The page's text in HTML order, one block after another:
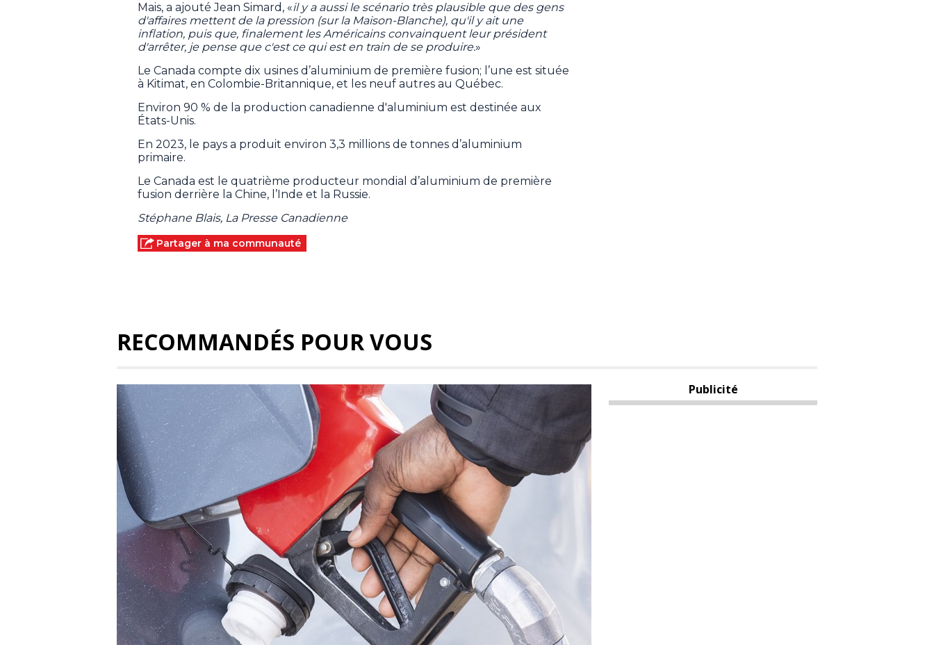
Mais, a ajouté Jean Simard, «il y a aussi le scénario très plausible que des gens
d'affaires mettent de la pression (sur la Maison-Blanche), qu'il y ait une
inflation, puis que, finalement les Américains convainquent leur président
d'arrêter, je pense que c'est ce qui est en train de se produire.»
Le Canada compte dix usines d’aluminium de première fusion; l’une est située
à Kitimat, en Colombie-Britannique, et les neuf autres au Québec.
Environ 90 % de la production canadienne d'aluminium est destinée aux
États-Unis.
En 2023, le pays a produit environ 3,3 millions de tonnes d’aluminium
primaire.
Le Canada est le quatrième producteur mondial d’aluminium de première
fusion derrière la Chine, l’Inde et la Russie.
Stéphane Blais, La Presse Canadienne
Partager à ma communauté
RECOMMANDÉS POUR VOUS
Publicité